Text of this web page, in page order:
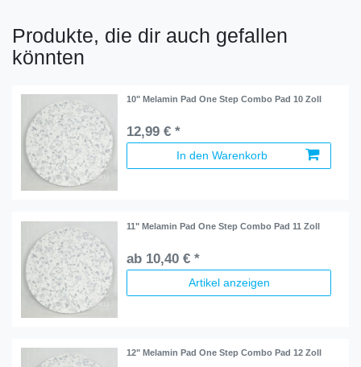
Produkte, die dir auch gefallen
könnten
10" Melamin Pad One Step Combo Pad 10 Zoll
12,99 € *
In den Warenkorb
11" Melamin Pad One Step Combo Pad 11 Zoll
ab 10,40 € *
Artikel anzeigen
12" Melamin Pad One Step Combo Pad 12 Zoll